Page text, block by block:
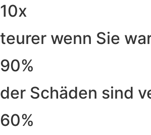
10x
teurer wenn Sie
90%
der Schäden sind
60%